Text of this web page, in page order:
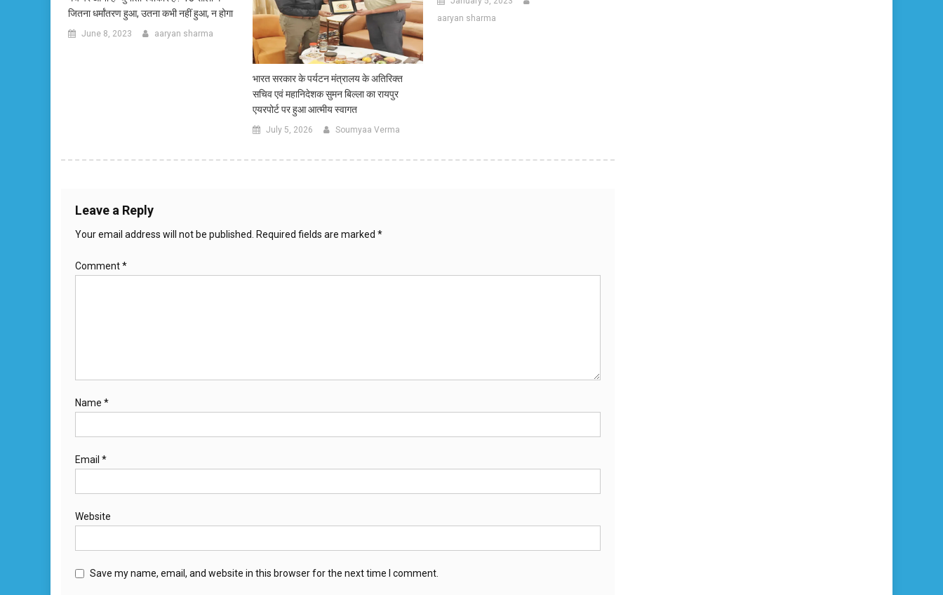
जितना धर्मांतरण हुआ, उतना कभी नहीं हुआ, न होगा
June 8, 2023 aaryan sharma
भारत सरकार के पर्यटन मंत्रालय के अतिरिक्त
सचिव एवं महानिदेशक सुमन बिल्ला का रायपुर
एयरपोर्ट पर हुआ आत्मीय स्वागत
July 5, 2026 Soumyaa Verma
aaryan sharma
Leave a Reply
Your email address will not be published. Required fields are marked *
Comment*
Name *
Email *
Website
Save my name, email, and website in this browser for the next time I comment.